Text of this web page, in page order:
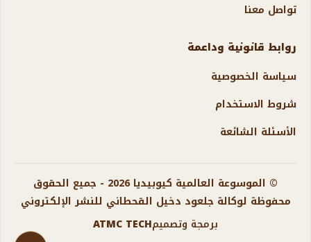
تواصل معنا
روابط قانونية وداعمة
سياسة الخصوصية
شروط الاستخدام
الأسئلة الشائعة
© الموسوعة العالمية كيوبيديا 2026 - جميع الحقوق
محفوظة لوكالة جلعود دخيل القحطاني للنشر الإلكتروني
برمجة وتصميمATMC TECH